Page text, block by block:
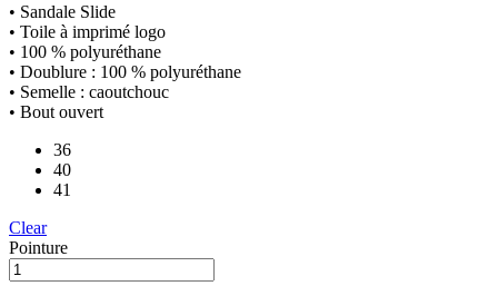
• Sandale Slide
• Toile à imprimé logo
• 100 % polyuréthane
• Doublure : 100 % polyuréthane
• Semelle : caoutchouc
• Bout ouvert
36
40
41
Clear
Pointure